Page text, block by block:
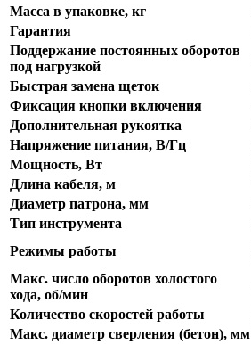
Масса в упаковке, кг
Гарантия
Поддержание постоянных оборотов
под нагрузкой
Быстрая замена щеток
Фиксация кнопки включения
Дополнительная рукоятка
Напряжение питания, В/Гц
Мощность, Вт
Длина кабеля, м
Диаметр патрона, мм
Тип инструмента
Режимы работы
Макс. число оборотов холостого
хода, об/мин
Количество скоростей работы
Макс. диаметр сверления (бетон), мм